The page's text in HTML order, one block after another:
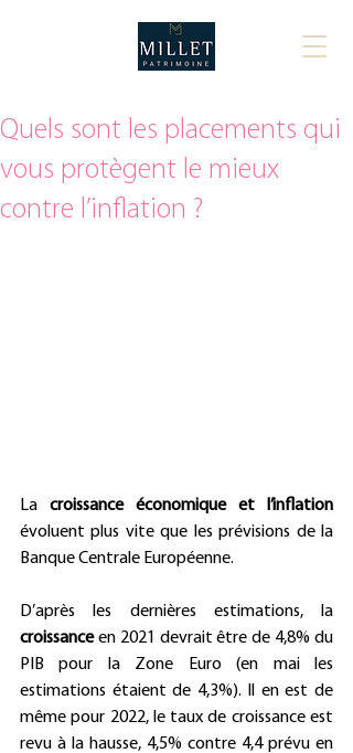
Quels sont les placements qui
vous protègent le mieux
contre l’inflation ?
La croissance économique et l’inflation
évoluent plus vite que les prévisions de la
Banque Centrale Européenne.
croissance en 2021 devrait être de 4,8% du
PIB pour la Zone Euro (en mai les
estimations étaient de 4,3%). Il en est de
même pour 2022, le taux de croissance est
revu à la hausse, 4,5% contre 4,4 prévu en